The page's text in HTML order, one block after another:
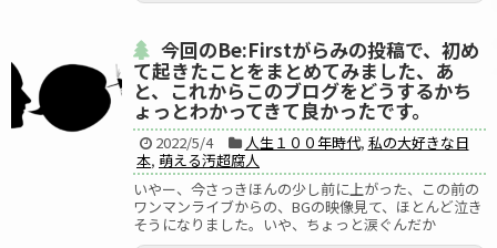
今回のBe:Firstがらみの投稿で、初め
て起きたことをまとめてみました、あ
と、これからこのブログをどうするかち
ょっとわかってきて良かったです。
2022/5/4 人生１００年時代, 私の大好きな日
本, 萌える汚超腐人
いやー、今さっきほんの少し前に上がった、この前の
ワンマンライブからの、BGの映像見て、ほとんど泣き
そうになりました。いや、ちょっと涙ぐんだか